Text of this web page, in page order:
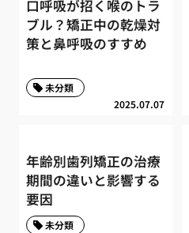
口呼吸が招く喉のトラ
ブル？矯正中の乾燥対
策と鼻呼吸のすすめ
2025.07.07
未分類
年齢別歯列矯正の治療
期間の違いと影響する
要因
未分類